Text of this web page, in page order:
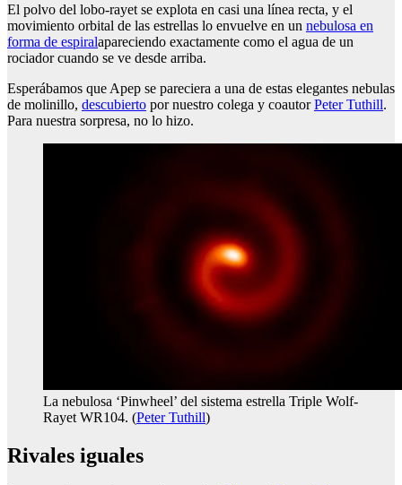
El polvo del lobo-rayet se explota en casi una línea recta, y el
movimiento orbital de las estrellas lo envuelve en un nebulosa en
forma de espiralapareciendo exactamente como el agua de un
rociador cuando se ve desde arriba.
Esperábamos que Apep se pareciera a una de estas elegantes nebulas
de molinillo, descubierto por nuestro colega y coautorPeter Tuthill.
Para nuestra sorpresa, no lo hizo.
La nebulosa ‘Pinwheel’ del sistema estrella Triple Wolf-
Rayet WR104. (Peter Tuthill)
Rivales iguales